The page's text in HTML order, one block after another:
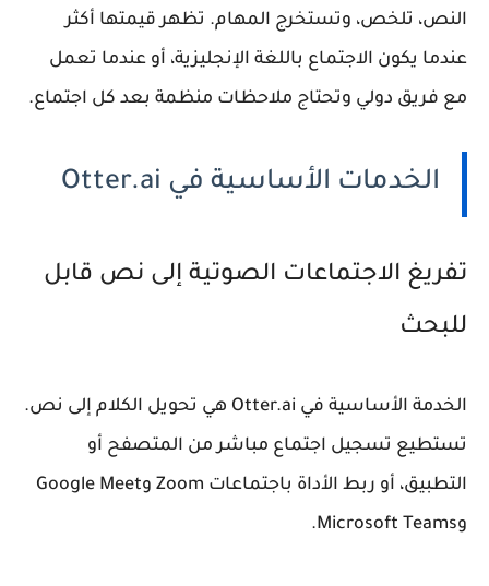
النص، تلخص، وتستخرج المهام. تظهر قيمتها أكثر
عندما يكون الاجتماع باللغة الإنجليزية، أو عندما تعمل
مع فريق دولي وتحتاج ملاحظات منظمة بعد كل اجتماع.
الخدمات الأساسية في Otter.ai
تفريغ الاجتماعات الصوتية إلى نص قابل
للبحث
الخدمة الأساسية في Otter.ai هي تحويل الكلام إلى نص.
تستطيع تسجيل اجتماع مباشر من المتصفح أو
التطبيق، أو ربط الأداة باجتماعات Zoom وGoogle Meet
وMicrosoft Teams.